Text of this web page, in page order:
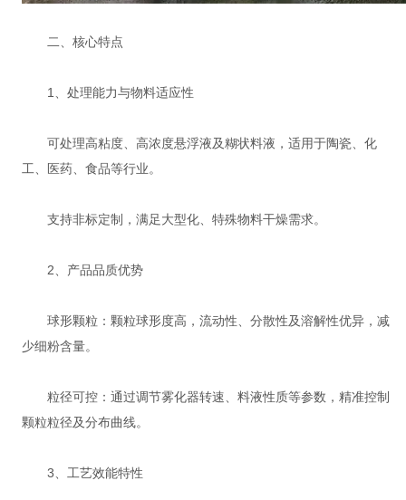
二、核心特点
‌1、处理能力与物料适应性‌
可处理高粘度、高浓度悬浮液及糊状料液，适用于陶瓷、化
工、医药、食品等行业。
支持非标定制，满足大型化、特殊物料干燥需求。
‌2、产品品质优势‌
‌球形颗粒‌：颗粒球形度高，流动性、分散性及溶解性优异，减
少细粉含量。
‌粒径可控‌：通过调节雾化器转速、料液性质等参数，精准控制
颗粒粒径及分布曲线。
‌3、工艺效能特性‌